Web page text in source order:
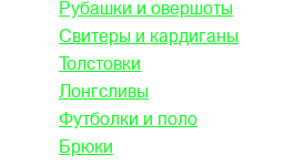
Рубашки и овершоты
Свитеры и кардиганы
Толстовки
Лонгсливы
Футболки и поло
Брюки